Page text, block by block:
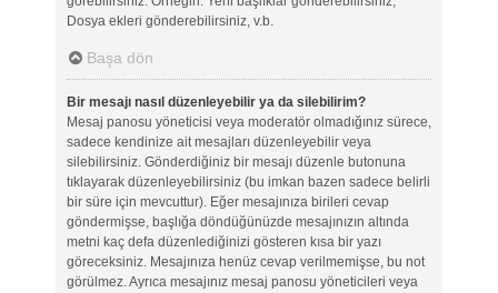
Dosya ekleri gönderebilirsiniz, v.b.
Başa dön
Bir mesajı nasıl düzenleyebilir ya da silebilirim?
Mesaj panosu yöneticisi veya moderatör olmadığınız sürece,
sadece kendinize ait mesajları düzenleyebilir veya
silebilirsiniz. Gönderdiğiniz bir mesajı düzenle butonuna
tıklayarak düzenleyebilirsiniz (bu imkan bazen sadece belirli
bir süre için mevcuttur). Eğer mesajınıza birileri cevap
göndermişse, başlığa döndüğünüzde mesajınızın altında
metni kaç defa düzenlediğinizi gösteren kısa bir yazı
göreceksiniz. Mesajınıza henüz cevap verilmemişse, bu not
görülmez. Ayrıca mesajınız mesaj panosu yöneticileri veya